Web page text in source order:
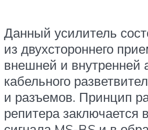
Данный усилитель
из двухстороннего
внешней и внутренней
кабельного
и разъемов. Принцип
репитера заключается